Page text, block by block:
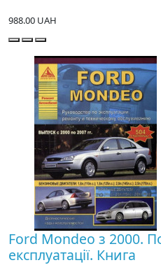
988.00 UAH
Ford Mondeo з 2000.
експлуатації. Книга